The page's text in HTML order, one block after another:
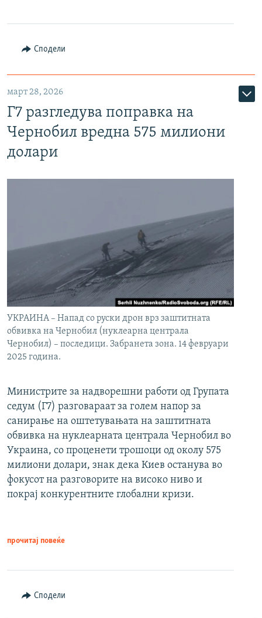
Сподели
март 28, 2026
Г7 разгледува поправка на
Чернобил вредна 575 милиони
долари
УКРАИНА – Напад со руски дрон врз заштитната
обвивка на Чернобил (нуклеарна централа
Чернобил) – последици. Забранета зона. 14 февруари
2025 година.
Министрите за надворешни работи од Групата
седум (Г7) разговараат за голем напор за
санирање на оштетувањата на заштитната
обвивка на нуклеарната централа Чернобил во
Украина, со проценети трошоци од околу 575
милиони долари, знак дека Киев останува во
фокусот на разговорите на високо ниво и
покрај конкурентните глобални кризи.
прочитај повеќе
Сподели